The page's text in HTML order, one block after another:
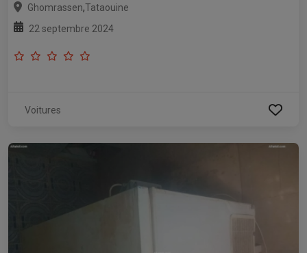
Ghomrassen,Tataouine
22 septembre 2024
Voitures